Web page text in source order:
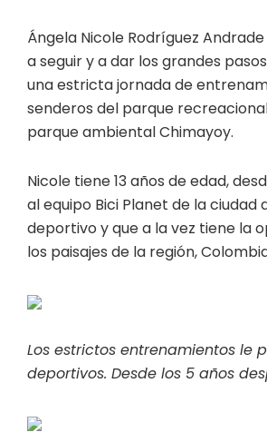
Ángela Nicole Rodríguez
a seguir y a dar los grandes
una estricta jornada de
senderos del parque
parque ambiental Chimayoy.
Nicole tiene 13 años de edad,
al equipo Bici Planet de la
deportivo y que a la vez tiene la
los paisajes de la región,
Los estrictos entrenamientos le
deportivos. Desde los 5 años